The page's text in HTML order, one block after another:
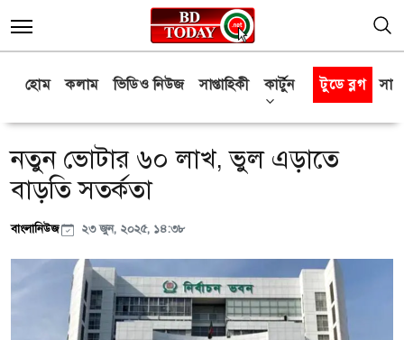
হোম কলাম ভিডিও নিউজ সাপ্তাহিকী কার্টুন টুডে ব্লগ
নতুন ভোটার ৬০ লাখ, ভুল এড়াতে
বাড়তি সতর্কতা
বাংলানিউজ ২৩ জুন, ২০২৫, ১৪:৩৮